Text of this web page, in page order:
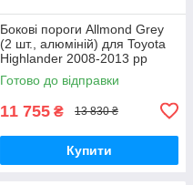
Бокові пороги Allmond Grey
(2 шт., алюміній) для Toyota
Highlander 2008-2013 рр
Готово до відправки
11 755 ₴ 13 830 ₴
Купити